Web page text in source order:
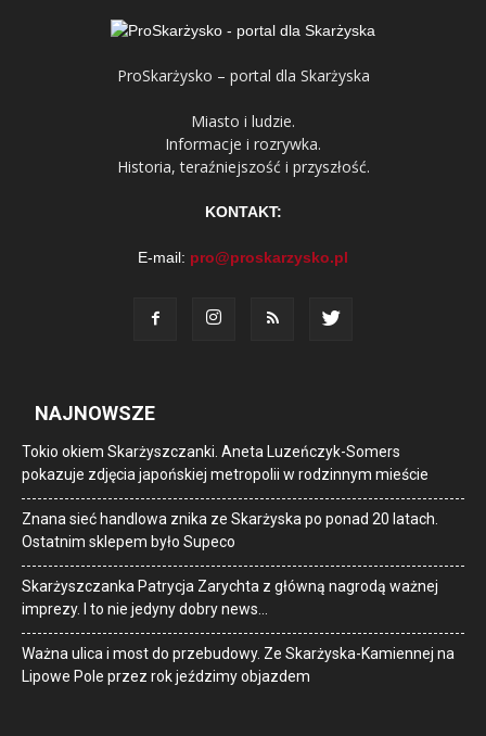
ProSkarżysko – portal dla Skarżyska
Miasto i ludzie.
Informacje i rozrywka.
Historia, teraźniejszość i przyszłość.
KONTAKT:
E-mail: pro@proskarzysko.pl
NAJNOWSZE
Tokio okiem Skarżyszczanki. Aneta Luzeńczyk-Somers
pokazuje zdjęcia japońskiej metropolii w rodzinnym mieście
Znana sieć handlowa znika ze Skarżyska po ponad 20 latach.
Ostatnim sklepem było Supeco
Skarżyszczanka Patrycja Zarychta z główną nagrodą ważnej
imprezy. I to nie jedyny dobry news…
Ważna ulica i most do przebudowy. Ze Skarżyska-Kamiennej na
Lipowe Pole przez rok jeździmy objazdem